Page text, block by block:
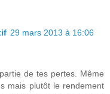
29 mars 2013 à 16:06
de tes pertes. Même
mais plutôt le rendement